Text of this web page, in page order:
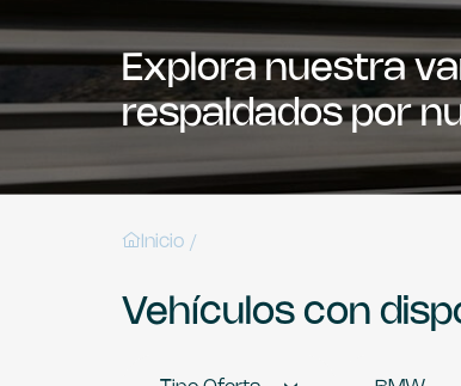
Explora nuestra
respaldados por
Inicio /
Vehículos con